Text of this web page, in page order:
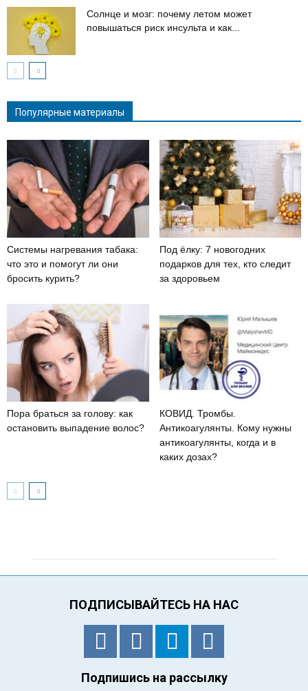
Солнце и мозг: почему летом может
повышаться риск инсульта и как...
Популярные материалы
Системы нагревания табака:
что это и помогут ли они
бросить курить?
Под ёлку: 7 новогодних
подарков для тех, кто следит
за здоровьем
Пора браться за голову: как
остановить выпадение волос?
КОВИД. Тромбы.
Антикоагулянты. Кому нужны
антикоагулянты, когда и в
каких дозах?
ПОДПИСЫВАЙТЕСЬ НА НАС
Подпишись на рассылку